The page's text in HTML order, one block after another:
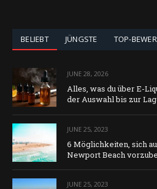
BELIEBT JÜNGSTE TOP-
JUNE 28, 2026
Alles, was du über E-
der Auswahl bis zur
JUNE 25, 2023
6 Möglichkeiten, sich
Newport Beach
JUNE 25, 2023